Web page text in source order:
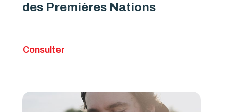
des Premières Nations
Consulter